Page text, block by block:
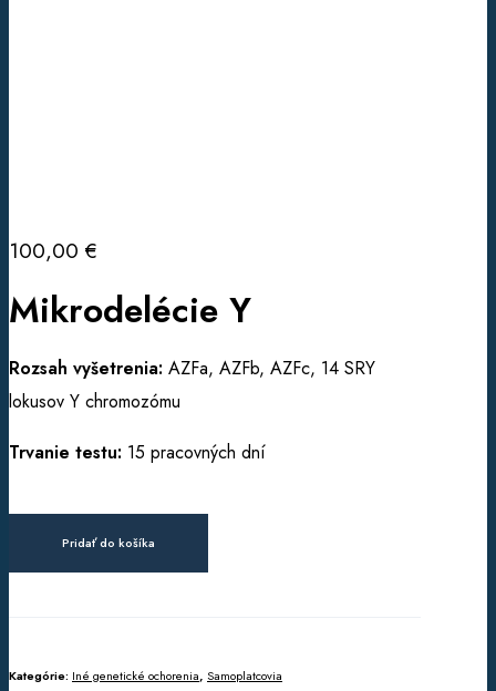
100,00 €
Mikrodelécie Y
Rozsah vyšetrenia: AZFa, AZFb, AZFc, 14 SRY
lokusov Y chromozómu
Trvanie testu: 15 pracovných dní
Pridať do košíka
Kategórie: Iné genetické ochorenia, Samoplatcovia